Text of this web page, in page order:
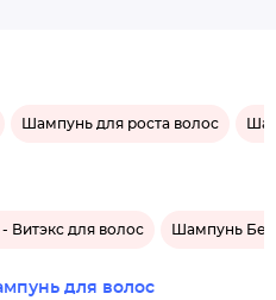
Шампунь для роста волос
- Витэкс для волос Шампунь
для волос